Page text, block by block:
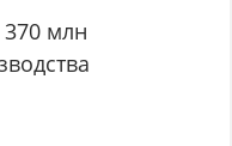
млн